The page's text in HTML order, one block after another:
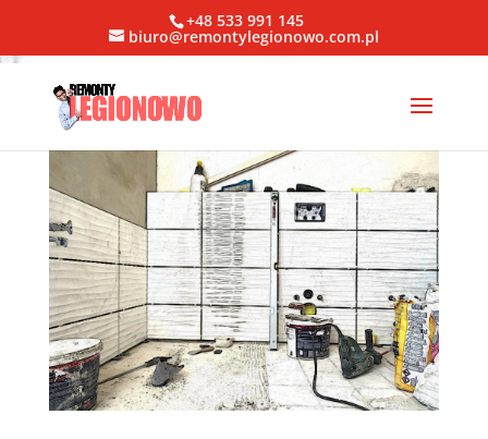
+48 533 991 145
biuro@remontylegionowo.com.pl